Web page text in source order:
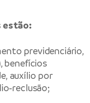
estão:
previdenciário,
benefícios
auxílio por
reclusão;